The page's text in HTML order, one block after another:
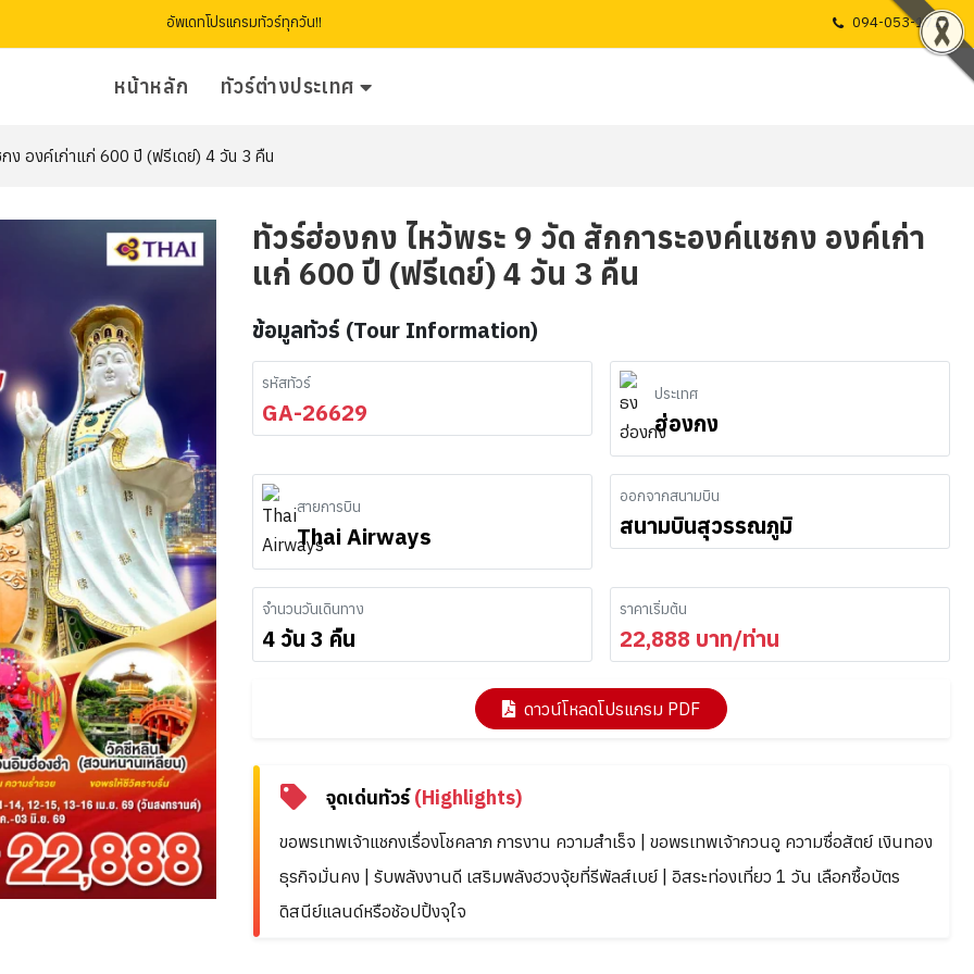
อัพเดทโปรแกรมทัวร์ทุกวัน!! 094-053-1725
หน้าหลัก ทัวร์ต่างประเทศ
ง องค์เก่าแก่ 600 ปี (ฟรีเดย์) 4 วัน 3 คืน
ทัวร์ฮ่องกง ไหว้พระ 9 วัด สักการะองค์แชกง องค์เก่า
แก่ 600 ปี (ฟรีเดย์) 4 วัน 3 คืน
ข้อมูลทัวร์ (Tour Information)
รหัสทัวร์
GA-26629
ประเทศ
ฮ่องกง
สายการบิน
Thai Airways
ออกจากสนามบิน
สนามบินสุวรรณภูมิ
จำนวนวันเดินทาง
4 วัน 3 คืน
ราคาเริ่มต้น
22,888 บาท/ท่าน
ดาวน์โหลดโปรแกรม PDF
จุดเด่นทัวร์(Highlights)
ขอพรเทพเจ้าแชกงเรื่องโชคลาภ การงาน ความสำเร็จ | ขอพรเทพเจ้ากวนอู ความซื่อสัตย์ เงินทอง
ธุรกิจมั่นคง | รับพลังงานดี เสริมพลังฮวงจุ้ยที่รีพัลส์เบย์ | อิสระท่องเที่ยว 1 วัน เลือกซื้อบัตร
ดิสนีย์แลนด์หรือช้อปปิ้งจุใจ